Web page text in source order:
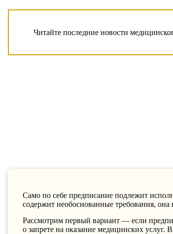
Читайте последние новости
Само по себе предписание подлежит
содержит необоснованные требования, она
Рассмотрим первый вариант — если
о запрете на оказание медицинских